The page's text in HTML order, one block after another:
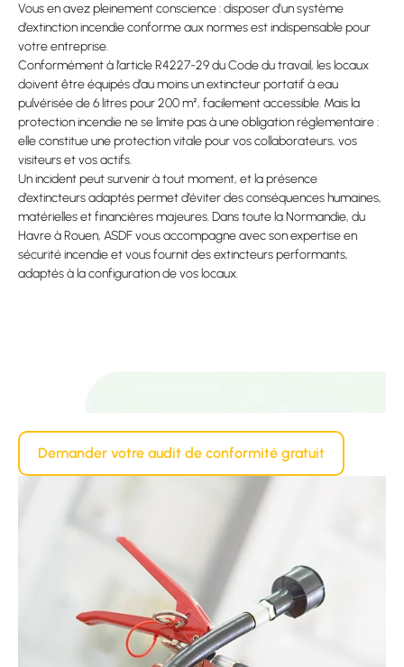
Vous en avez pleinement conscience : disposer d’un système
d’extinction incendie conforme aux normes est indispensable pour
votre entreprise.
Conformément à l’article R4227-29 du Code du travail, les locaux
doivent être équipés d’au moins un extincteur portatif à eau
pulvérisée de 6 litres pour 200 m², facilement accessible. Mais la
protection incendie ne se limite pas à une obligation réglementaire :
elle constitue une protection vitale pour vos collaborateurs, vos
visiteurs et vos actifs.
Un incident peut survenir à tout moment, et la présence
d’extincteurs adaptés permet d’éviter des conséquences humaines,
matérielles et financières majeures. Dans toute la Normandie, du
Havre à Rouen, ASDF vous accompagne avec son expertise en
sécurité incendie et vous fournit des extincteurs performants,
adaptés à la configuration de vos locaux.
Demander votre audit de conformité gratuit